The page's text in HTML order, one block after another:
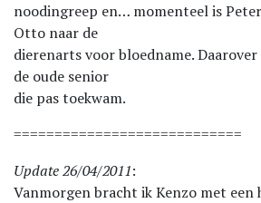
noodingreep en… momenteel is
Otto naar de
dierenarts voor bloedname.
de oude senior
die pas toekwam.
============================
Update 26/04/2011:
Vanmorgen bracht ik Kenzo met een